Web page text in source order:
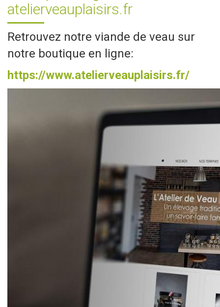
atelierveauplaisirs.fr
Retrouvez notre viande de veau sur
notre boutique en ligne:
https://www.atelierveauplaisirs.fr/